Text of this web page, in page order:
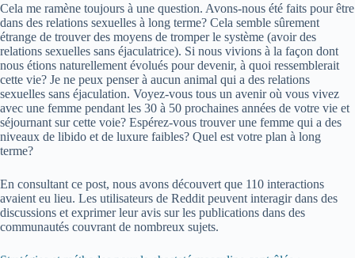
Cela me ramène toujours à une question. Avons-nous été faits pour être
dans des relations sexuelles à long terme? Cela semble sûrement
étrange de trouver des moyens de tromper le système (avoir des
relations sexuelles sans éjaculatrice). Si nous vivions à la façon dont
nous étions naturellement évolués pour devenir, à quoi ressemblerait
cette vie? Je ne peux penser à aucun animal qui a des relations
sexuelles sans éjaculation. Voyez-vous tous un avenir où vous vivez
avec une femme pendant les 30 à 50 prochaines années de votre vie et
séjournant sur cette voie? Espérez-vous trouver une femme qui a des
niveaux de libido et de luxure faibles? Quel est votre plan à long
terme?
En consultant ce post, nous avons découvert que 110 interactions
avaient eu lieu. Les utilisateurs de Reddit peuvent interagir dans des
discussions et exprimer leur avis sur les publications dans des
communautés couvrant de nombreux sujets.